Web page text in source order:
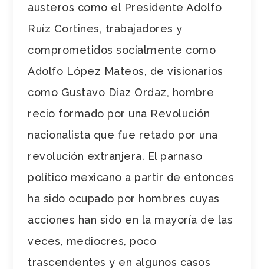
austeros como el Presidente Adolfo
Ruíz Cortines, trabajadores y
comprometidos socialmente como
Adolfo López Mateos, de visionarios
como Gustavo Díaz Ordaz, hombre
recio formado por una Revolución
nacionalista que fue retado por una
revolución extranjera. El parnaso
político mexicano a partir de entonces
ha sido ocupado por hombres cuyas
acciones han sido en la mayoría de las
veces, mediocres, poco
trascendentes y en algunos casos